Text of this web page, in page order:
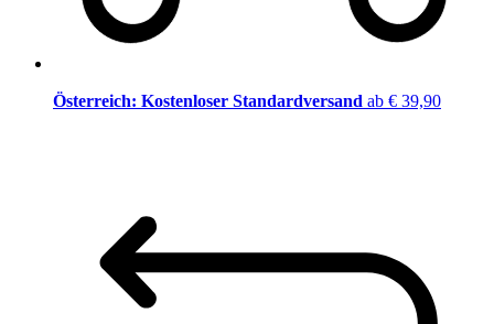
Österreich: Kostenloser Standardversand ab € 39,90